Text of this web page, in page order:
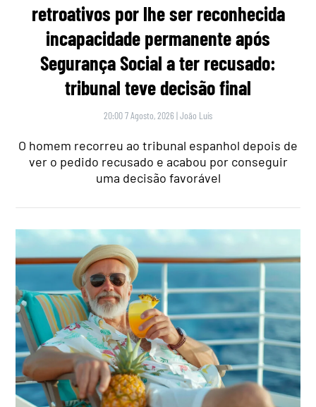
retroativos por lhe ser reconhecida
incapacidade permanente após
Segurança Social a ter recusado:
tribunal teve decisão final
20:00 7 Agosto, 2026 |João Luís
O homem recorreu ao tribunal espanhol depois de
ver o pedido recusado e acabou por conseguir
uma decisão favorável